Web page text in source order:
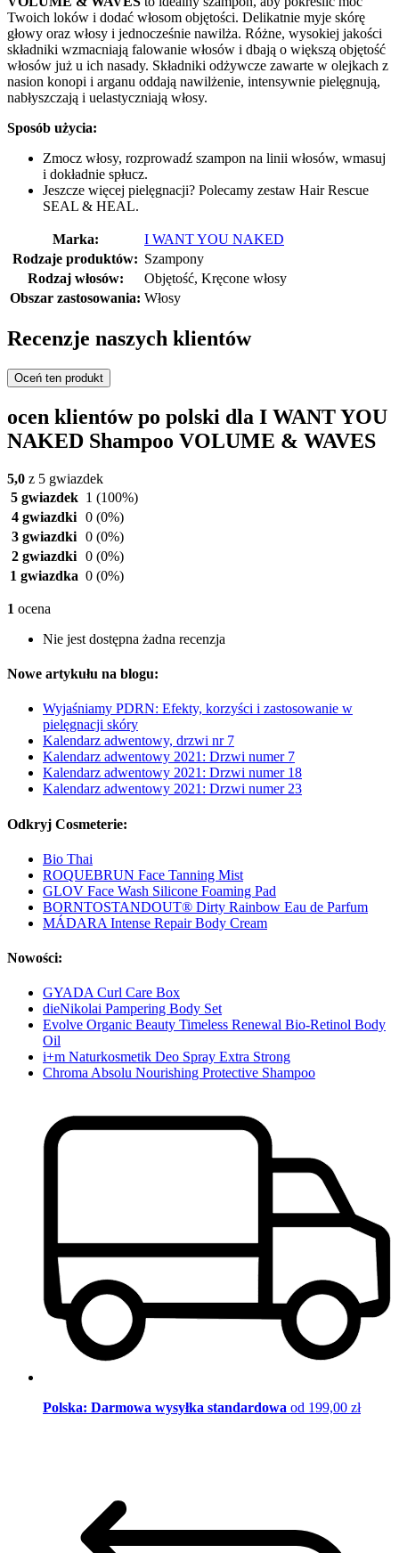
Twoich loków i dodać włosom objętości. Delikatnie myje skórę
głowy oraz włosy i jednocześnie nawilża. Różne, wysokiej jakości
składniki wzmacniają falowanie włosów i dbają o większą objętość
włosów już u ich nasady. Składniki odżywcze zawarte w olejkach z
nasion konopi i arganu oddają nawilżenie, intensywnie pielęgnują,
nabłyszczają i uelastyczniają włosy.
Sposób użycia:
Zmocz włosy, rozprowadź szampon na linii włosów, wmasuj
i dokładnie spłucz.
Jeszcze więcej pielęgnacji? Polecamy zestaw Hair Rescue
SEAL & HEAL.
Marka:
I WANT YOU NAKED
Rodzaje produktów: Szampony
Rodzaj włosów:
Objętość, Kręcone włosy
Obszar zastosowania: Włosy
Recenzje naszych klientów
Oceń ten produkt
ocen klientów po polski dla I WANT YOU
NAKED Shampoo VOLUME & WAVES
5,0 z 5 gwiazdek
5 gwiazdek 1 (100%)
4 gwiazdki 0 (0%)
3 gwiazdki 0 (0%)
2 gwiazdki 0 (0%)
1 gwiazdka 0 (0%)
1 ocena
Nie jest dostępna żadna recenzja
Nowe artykułu na blogu:
Wyjaśniamy PDRN: Efekty, korzyści i zastosowanie w
pielęgnacji skóry
Kalendarz adwentowy, drzwi nr 7
Kalendarz adwentowy 2021: Drzwi numer 7
Kalendarz adwentowy 2021: Drzwi numer 18
Kalendarz adwentowy 2021: Drzwi numer 23
Odkryj Cosmeterie:
Bio Thai
ROQUEBRUN Face Tanning Mist
GLOV Face Wash Silicone Foaming Pad
BORNTOSTANDOUT® Dirty Rainbow Eau de Parfum
MÁDARA Intense Repair Body Cream
Nowości:
GYADA Curl Care Box
dieNikolai Pampering Body Set
Evolve Organic Beauty Timeless Renewal Bio-Retinol Body
Oil
i+m Naturkosmetik Deo Spray Extra Strong
Chroma Absolu Nourishing Protective Shampoo
Polska: Darmowa wysyłka standardowa od 199,00 zł